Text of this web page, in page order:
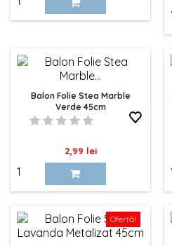
Balon Folie Stea Marble
Verde 45cm
Pret
2,99 lei
Ofertă!